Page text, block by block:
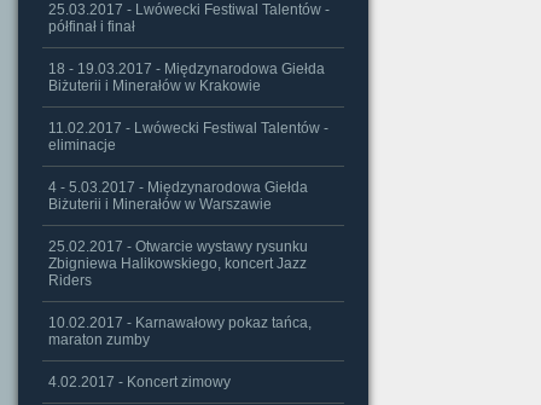
25.03.2017 - Lwówecki Festiwal Talentów -
półfinał i finał
18 - 19.03.2017 - Międzynarodowa Giełda
Biżuterii i Minerałów w Krakowie
11.02.2017 - Lwówecki Festiwal Talentów -
eliminacje
4 - 5.03.2017 - Międzynarodowa Giełda
Biżuterii i Minerałów w Warszawie
25.02.2017 - Otwarcie wystawy rysunku
Zbigniewa Halikowskiego, koncert Jazz
Riders
10.02.2017 - Karnawałowy pokaz tańca,
maraton zumby
4.02.2017 - Koncert zimowy